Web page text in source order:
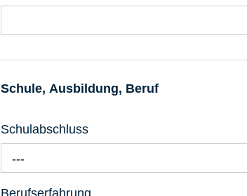
Schule, Ausbildung, Beruf
Schulabschluss
---